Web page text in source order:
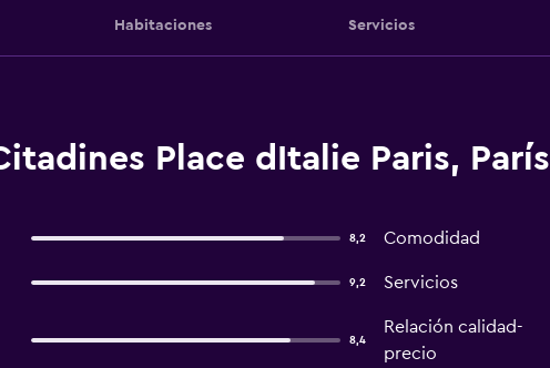
Habitaciones Servicios
Place dItalie Paris, París
8,2 Comodidad
9,2 Servicios
8,4
Relación calidad-
precio